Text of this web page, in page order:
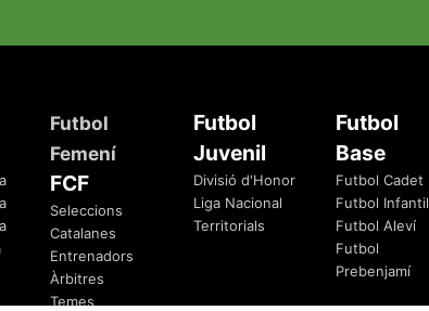
Futbol
Femení
FCF
Seleccions
Catalanes
Entrenadors
Àrbitres
Temes
Futbol
Juvenil
Divisió d'Honor
Liga Nacional
Territorials
Futbol
Base
Futbol Cadet
Futbol Infantil
Futbol Aleví
Futbol
Prebenjamí